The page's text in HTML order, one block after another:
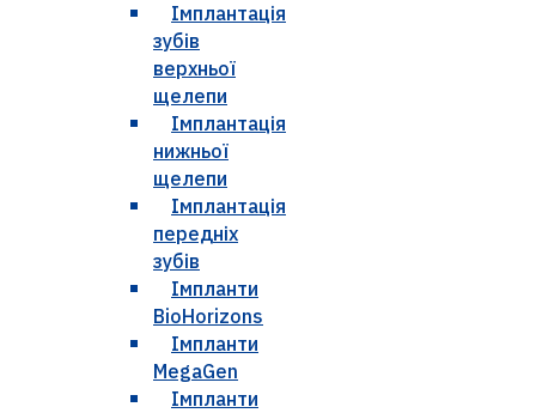
Імплантація
зубів
верхньої
щелепи
Імплантація
нижньої
щелепи
Імплантація
передніх
зубів
Імпланти
BioHorizons
Імпланти
MegaGen
Імпланти